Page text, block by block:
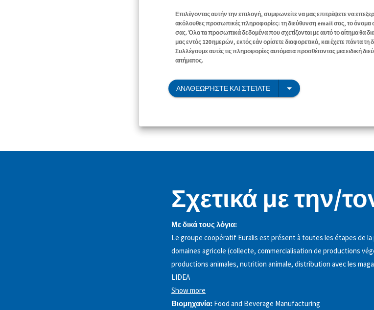
Επιλέγοντας αυτήν την επιλογή, συμφωνείτε να μας επιτρέψετε να
ακόλουθες προσωπικές πληροφορίες: τη διεύθυνση email σας, το όνομα
σας. Όλα τα προσωπικά δεδομένα που σχετίζονται με αυτό το αίτημα θα
μας εντός 120 ημερών, εκτός εάν ορίσετε διαφορετικά, και έχετε πάντα
Συλλέγουμε αυτές τις πληροφορίες αυτόματα προσθέτοντας μια ειδική
αιτήματος.
ΑΝΑΘΕΩΡΉΣΤΕ ΚΑΙ ΣΤΕΊΛΤΕ
Σχετικά με την/
Με δικά τους λόγια:
Le groupe coopératif Euralis est présent à toutes les étapes de
domaines agricole (collecte, commercialisation de productions
productions animales, nutrition animale, distribution avec les
LIDEA
Show more
Βιομηχανία: Food and Beverage Manufacturing